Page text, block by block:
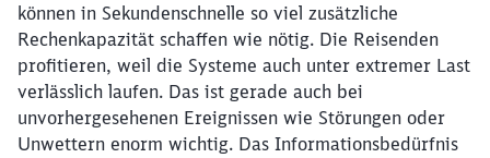
können in Sekundenschnelle so viel zusätzliche
Rechenkapazität schaffen wie nötig. Die Reisenden
profitieren, weil die Systeme auch unter extremer Last
verlässlich laufen. Das ist gerade auch bei
unvorhergesehenen Ereignissen wie Störungen oder
Unwettern enorm wichtig. Das Informationsbedürfnis